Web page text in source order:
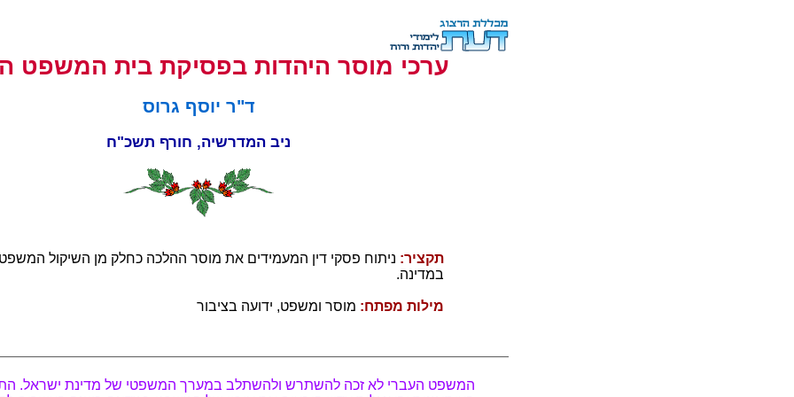
ערכי מוסר היהדות בפסיקת בית המשפט
ד"ר יוסף גרוס
ניב המדרשיה, חורף תשכ"ח
תקציר: ניתוח פסקי דין המעמידים את מוסר ההלכה כחלק מן השיקול
במדינה.
מילות מפתח: מוסר ומשפט, ידועה בציבור
המשפט העברי לא זכה להשתרש ולהשתלב במערך המשפטי של מדינת ישראל.